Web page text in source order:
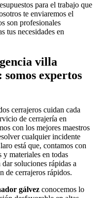
para el trabajo que
te enviaremos el
son profesionales
tus necesidades en
villa
expertos
cerrajeros cuidan cada
de cerrajería en
con los mejores maestros
cualquier incidente
está que, contamos con
y materiales en todas
soluciones rápidas a
de cerrajeros rápidos.
gálvez conocemos lo